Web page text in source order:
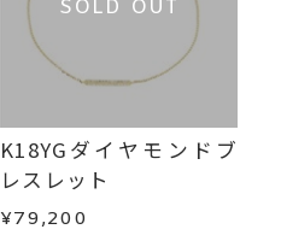
SOLD OUT
K18YGダイヤモンドブ
レスレット
¥79,200